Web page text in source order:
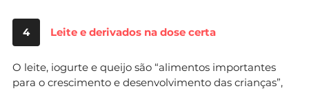
4 Leite e derivados na dose certa
O leite, iogurte e queijo são “alimentos importantes
para o crescimento e desenvolvimento das crianças”,